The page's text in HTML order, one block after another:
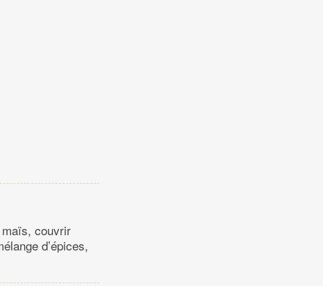
maïs, couvrir
d’épices,